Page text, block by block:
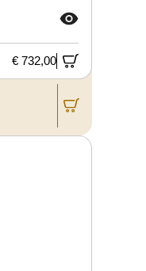
€ 732,00